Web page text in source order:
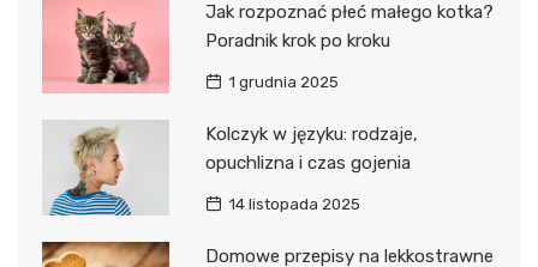
Jak rozpoznać płeć małego kotka?
Poradnik krok po kroku
1 grudnia 2025
Kolczyk w języku: rodzaje,
opuchlizna i czas gojenia
14 listopada 2025
Domowe przepisy na lekkostrawne